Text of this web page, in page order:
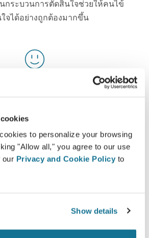
to personalize your browsing
"Allow all," you agree to our use
our Privacy and Cookie Policy to
Show details
กระบวนการตัดสินใจช่วยให้คนไข้
จได้อย่างถูกต้องมากขึ้น
ไข้ที่ได้ทำการเสริมหน้าอกจริง ระหว่าง
ายน 2011 ในประเทศสวิสแลนด์